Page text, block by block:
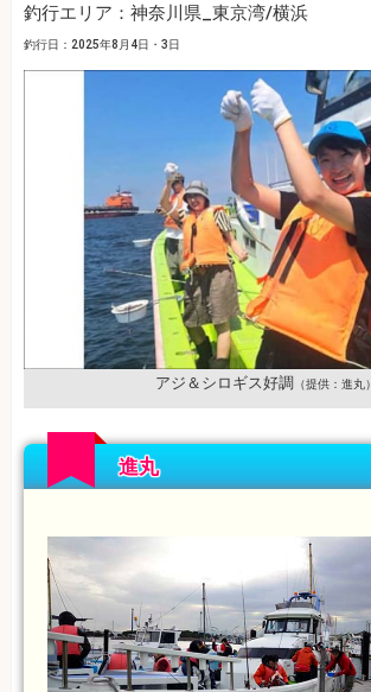
釣行エリア：神奈川県_東京湾/横浜
釣行日：2025年8月4日・3日
アジ＆シロギス好調 （提供：進丸）
進丸